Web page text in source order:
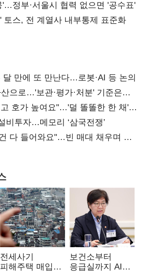
'…정부·서울시 협력 없으면 '공수표'
토스, 전 계열사 내부통제 표준화
달 만에 또 만난다…로봇·AI 등 논의
으로…'보관·평가·처분' 기준은
호가 높여요"…'덜 똘똘한 한 채'
비투자…메모리 ‘삼국전쟁’
다 들어와요"…빈 매대 채우며 문
전세사기
피해주택 매입
보건소부터
응급실까지 AI